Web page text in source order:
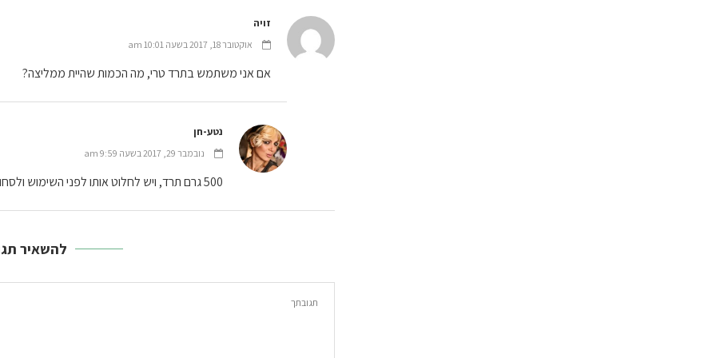
זויה
אוקטובר 18, 2017 בשעה 10:01 am
אם אני משתמש בתרד טרי, מה הכמות שהיית ממליצה?
נטע-חן
נובמבר 29, 2017 בשעה 9:59 am
500 גרם תרד, ויש לחלוט אותו לפני השימוש ולסחוט היטב מנוזלים
להשאיר